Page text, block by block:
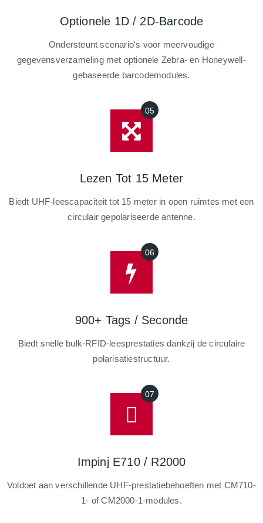
Optionele 1D / 2D-Barcode
Ondersteunt scenario's voor meervoudige
gegevensverzameling met optionele Zebra- en Honeywell-
gebaseerde barcodemodules.
Lezen Tot 15 Meter
Biedt UHF-leescapaciteit tot 15 meter in open ruimtes met een
circulair gepolariseerde antenne.
900+ Tags / Seconde
Biedt snelle bulk-RFID-leesprestaties dankzij de circulaire
polarisatiestructuur.
Impinj E710 / R2000
Voldoet aan verschillende UHF-prestatiebehoeften met CM710-
1- of CM2000-1-modules.